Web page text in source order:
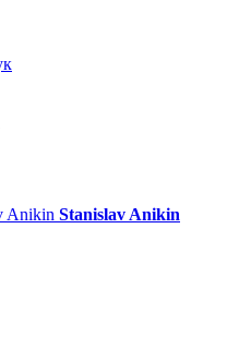
Stanislav Anikin